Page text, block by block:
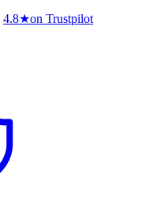
4.8★on Trustpilot